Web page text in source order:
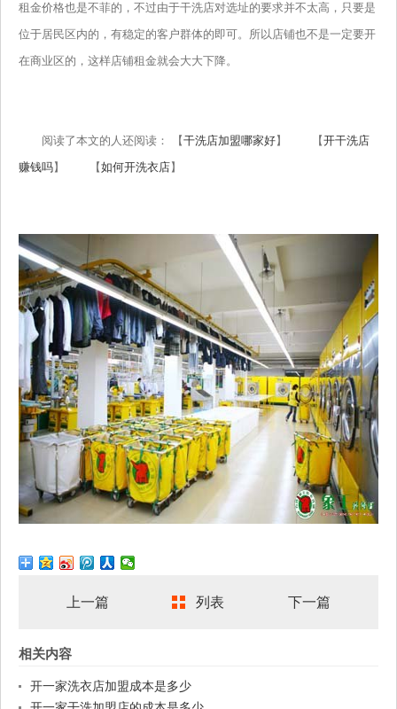
租金价格也是不菲的，不过由于干洗店对选址的要求并不太高，只要是
位于居民区内的，有稳定的客户群体的即可。所以店铺也不是一定要开
在商业区的，这样店铺租金就会大大下降。
阅读了本文的人还阅读： 【干洗店加盟哪家好】 【开干洗店
赚钱吗】 【如何开洗衣店】
上一篇 列表 下一篇
相关内容
开一家洗衣店加盟成本是多少